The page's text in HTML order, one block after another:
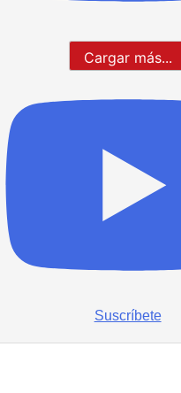
Cargar más...
Suscríbete